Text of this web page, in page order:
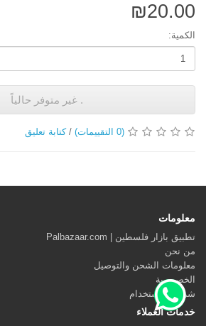
₪20.00
الكمية:
. غير متوفر حالياً
(0 التقييمات) /كتابة تعليق
معلومات
تطبيق بازار فلسطين | Palbazaar.com
من نحن
معلومات الشحن والتوصيل
الخصوصية
شروط الاستخدام
خدمات العملاء